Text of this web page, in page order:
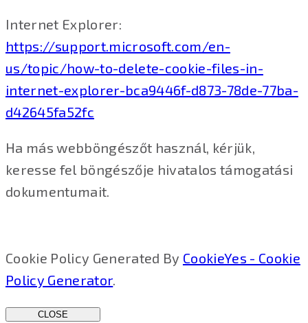
Internet Explorer:
https://support.microsoft.com/en-
us/topic/how-to-delete-cookie-files-in-
internet-explorer-bca9446f-d873-78de-77ba-
d42645fa52fc
Ha más webböngészőt használ, kérjük,
keresse fel böngészője hivatalos támogatási
dokumentumait.
Cookie Policy Generated By CookieYes - Cookie
Policy Generator.
CLOSE